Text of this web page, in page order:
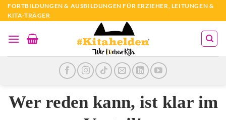
Zum
Inhalt
FORTBILDUNGEN & AUSBILDUNGEN FÜR ERZIEHER, LEITUNGEN &
KITA-TRÄGER
Wer redenkann, ist klar im